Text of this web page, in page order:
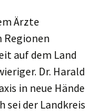
Ärzte
auf dem Land
Dr. Harald
in neue Hände
sei der Landkreis